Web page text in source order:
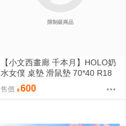
限制級商品
【小文西畫廊 千本月】HOLO奶
水女僕 桌墊 滑鼠墊 70*40 R18
夏色祭 馬自立 拉普拉斯 總帥 山
田 噶嗚·古拉 Gawr Gura 古石碧
售價 600